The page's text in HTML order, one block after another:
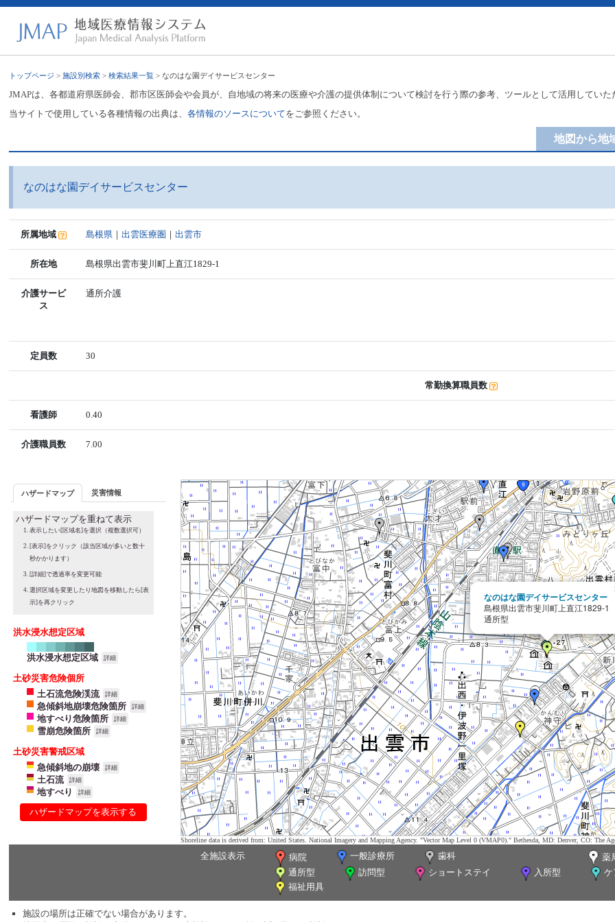
トップページ >施設別検索 >検索結果一覧 > なのはな園デイサービスセンター
JMAPは、各都道府県医師会、郡市区医師会や会員が、自地域の将来の医療や介護の提供体制について検討を行う際の参考、ツールとして活用してい
当サイトで使用している各種情報の出典は、各情報のソースについてをご参照ください。
地図から地
なのはな園デイサービスセンター
所属地域 島根県 ｜出雲医療圏 ｜出雲市
所在地 島根県出雲市斐川町上直江1829-1
介護サービ
ス
通所介護
定員数 30
常勤換算職員数
看護師 0.40
介護職員数 7.00
ハザードマップ 災害情報
ハザードマップを重ねて表示
表示したい[区域名]を選択（複数選択可）
[表示]をクリック（該当区域が多いと数十
秒かかります）
[詳細]で透過率を変更可能
選択区域を変更したり地図を移動したら[表
示]を再クリック
洪水浸水想定区域
洪水浸水想定区域 詳細
土砂災害危険個所
土石流危険渓流
詳細
急傾斜地崩壊危険箇所 詳細
地すべり危険箇所 詳細
雪崩危険箇所 詳細
土砂災害警戒区域
急傾斜地の崩壊
詳細
土石流 詳細
地すべり 詳細
ハザードマップを表示する
なのはな園デイサービスセンター
島根県出雲市斐川町上直江1829-1
通所型
Shoreline data is derived from: United States. National Imagery and Mapping Agency. "Vector Map Level 0 (VMAP0)." Bethesda, MD: Denver, CO: The
全施設表示 病院 一般診療所 歯科
薬
通所型
訪問型 ショートステイ 入所型
ケ
福祉用具
施設の場所は正確でない場合があります。